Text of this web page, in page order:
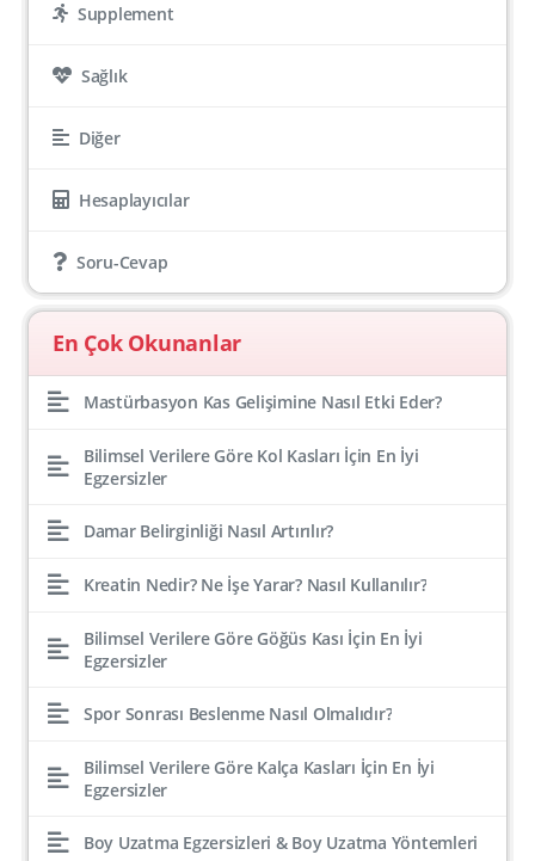
Supplement
Sağlık
Diğer
Hesaplayıcılar
Soru-Cevap
En Çok Okunanlar
Mastürbasyon Kas Gelişimine Nasıl Etki Eder?
Bilimsel Verilere Göre Kol Kasları İçin En İyi
Egzersizler
Damar Belirginliği Nasıl Artırılır?
Kreatin Nedir? Ne İşe Yarar? Nasıl Kullanılır?
Bilimsel Verilere Göre Göğüs Kası İçin En İyi
Egzersizler
Spor Sonrası Beslenme Nasıl Olmalıdır?
Bilimsel Verilere Göre Kalça Kasları İçin En İyi
Egzersizler
Boy Uzatma Egzersizleri & Boy Uzatma Yöntemleri